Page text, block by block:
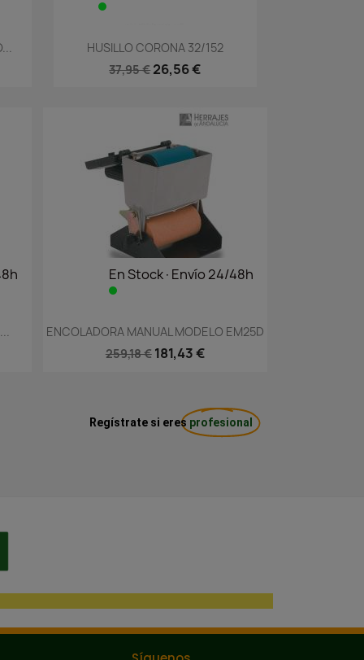
Vista rápida
HUSILLO CORONA 32/152
37,95 € 26,56 €
En Stock·Envío 24/48h
 Vista rápida
ENCOLADORA MANUAL MODELO EM25D
259,18 € 181,43 €
Regístrate si eres profesional